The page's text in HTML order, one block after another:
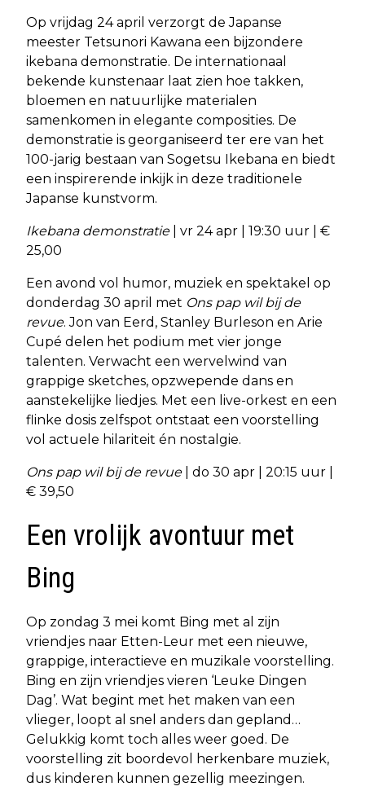
Op vrijdag 24 april verzorgt de Japanse
meester Tetsunori Kawana een bijzondere
ikebana demonstratie. De internationaal
bekende kunstenaar laat zien hoe takken,
bloemen en natuurlijke materialen
samenkomen in elegante composities. De
demonstratie is georganiseerd ter ere van het
100-jarig bestaan van Sogetsu Ikebana en biedt
een inspirerende inkijk in deze traditionele
Japanse kunstvorm.
Ikebana demonstratie
| vr 24 apr | 19:30 uur | €
25,00
Een avond vol humor, muziek en spektakel op
donderdag 30 april met Ons pap wil bij de
revue. Jon van Eerd, Stanley Burleson en Arie
Cupé delen het podium met vier jonge
talenten. Verwacht een wervelwind van
grappige sketches, opzwepende dans en
aanstekelijke liedjes. Met een live-orkest en een
flinke dosis zelfspot ontstaat een voorstelling
vol actuele hilariteit én nostalgie.
Ons pap wil bij de revue
| do 30 apr | 20:15 uur |
€ 39,50
Een vrolijk avontuur met
Bing
Op zondag 3 mei komt Bing met al zijn
vriendjes naar Etten-Leur met een nieuwe,
grappige, interactieve en muzikale voorstelling.
Bing en zijn vriendjes vieren ‘Leuke Dingen
Dag’. Wat begint met het maken van een
vlieger, loopt al snel anders dan gepland…
Gelukkig komt toch alles weer goed. De
voorstelling zit boordevol herkenbare muziek,
dus kinderen kunnen gezellig meezingen.